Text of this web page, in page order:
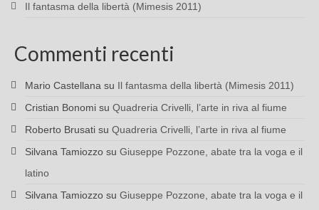
Il fantasma della libertà (Mimesis 2011)
Commenti recenti
Mario Castellana su Il fantasma della libertà (Mimesis 2011)
Cristian Bonomi su Quadreria Crivelli, l’arte in riva al fiume
Roberto Brusati su Quadreria Crivelli, l’arte in riva al fiume
Silvana Tamiozzo su Giuseppe Pozzone, abate tra la voga e il
latino
Silvana Tamiozzo su Giuseppe Pozzone, abate tra la voga e il